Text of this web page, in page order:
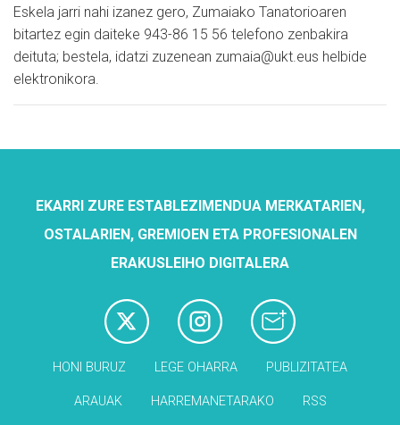
Eskela jarri nahi izanez gero, Zumaiako Tanatorioaren
bitartez egin daiteke 943-86 15 56 telefono zenbakira
deituta; bestela, idatzi zuzenean zumaia@ukt.eus helbide
elektronikora.
EKARRI ZURE ESTABLEZIMENDUA MERKATARIEN,
OSTALARIEN, GREMIOEN ETA PROFESIONALEN
ERAKUSLEIHO DIGITALERA
HONI BURUZ LEGE OHARRA PUBLIZITATEA
ARAUAK HARREMANETARAKO RSS